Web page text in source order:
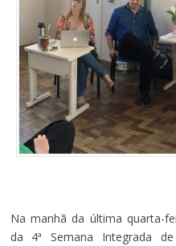
Na manhã da última quarta-
da 4ª Semana Integrada